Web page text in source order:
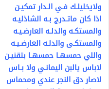
ولايخليلـك فـي الـدار تمكيـن
اذا كان ماتـدرج بـه الشاذليـه
والمستكـه والدلـه العارضـيـه
والمستكـى والدلـه العارضـيـه
واللي حمسهـا حمسهـا بتقنيـن
لاباس يالبن اليمانـي ولا بـاس
لاصار دق النجر عندي ومحماس